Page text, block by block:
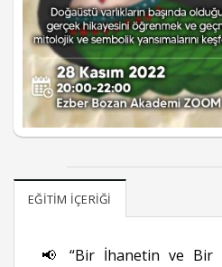
EĞITIM İÇERIĞI
📢 “Bir İhanetin ve Bir